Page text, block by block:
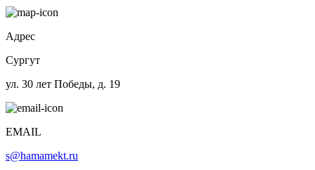
Адрес
Сургут
ул. 30 лет Победы, д. 19
EMAIL
s@hamamekt.ru